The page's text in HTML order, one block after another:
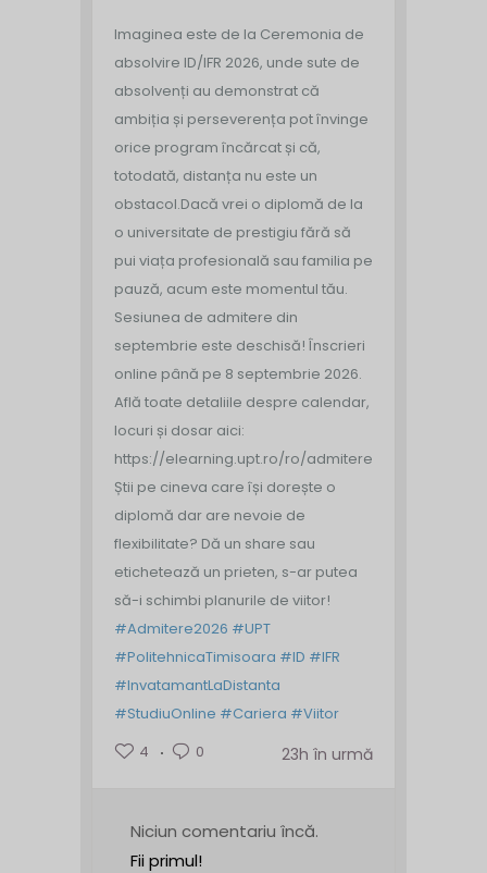
Imaginea este de la Ceremonia de
absolvire ID/IFR 2026, unde sute de
absolvenți au demonstrat că
ambiția și perseverența pot învinge
orice program încărcat și că,
totodată, distanța nu este un
obstacol.Dacă vrei o diplomă de la
o universitate de prestigiu fără să
pui viața profesională sau familia pe
pauză, acum este momentul tău.
Sesiunea de admitere din
septembrie este deschisă! Înscrieri
online până pe 8 septembrie 2026.
Află toate detaliile despre calendar,
locuri și dosar aici:
https://elearning.upt.ro/ro/admitere/
Știi pe cineva care își dorește o
diplomă dar are nevoie de
flexibilitate? Dă un share sau
etichetează un prieten, s-ar putea
să-i schimbi planurile de viitor!
#Admitere2026 #UPT
#PolitehnicaTimisoara #ID #IFR
#InvatamantLaDistanta
#StudiuOnline #Cariera #Viitor
4
0 23h în urmă
Niciun comentariu încă.
Fii primul!